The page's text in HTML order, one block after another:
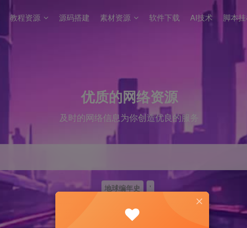
教程资源 源码搭建 素材资源 软件下载 AI技术 脚本
优质的网络资源
及时的网络信息为你创造优良的服务
地球编年史 '